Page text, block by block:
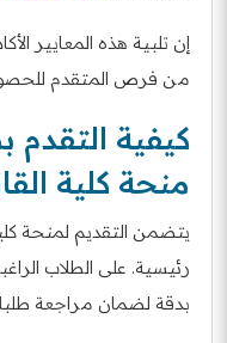
إن تلبية هذه المعايير
من فرص المتقدم
كيفية
منحة كلية
يتضمن التقديم لمنحة
رئيسية. على الطلاب
بدقة لضمان مراجعة